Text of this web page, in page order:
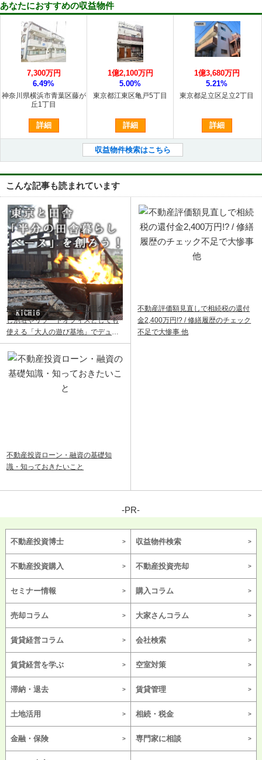
あなたにおすすめの収益物件
神奈川県横浜市青葉区藤が
丘1丁目
7,300万円
6.49%
詳細
東京都江東区亀戸5丁目
1億2,100万円
5.00%
詳細
東京都足立区足立2丁目
1億3,680万円
5.21%
詳細
収益物件検索はこちら
こんな記事も読まれています
飯能ベース｜飯能・青梅で田舎暮ら
し別荘やリゾートオフィスとしても
使える「大人の遊び基地」でデュア
ルライフ
不動産評価額見直しで相続税の還付
金2,400万円!? / 修繕履歴のチェック
不足で大惨事 他
不動産投資ローン・融資の基礎知
識・知っておきたいこと
-PR-
不動産投資博士 収益物件検索
不動産投資購入 不動産投資売却
セミナー情報 購入コラム
売却コラム 大家さんコラム
賃貸経営コラム 会社検索
賃貸経営を学ぶ 空室対策
滞納・退去 賃貸管理
土地活用 相続・税金
金融・保険 専門家に相談